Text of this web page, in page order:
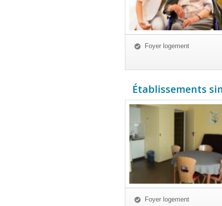
Foyer logement
Établissements
Foyer logement